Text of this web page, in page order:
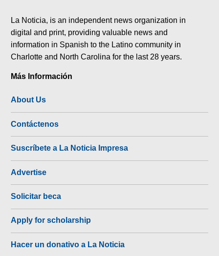
La Noticia, is an independent news organization in
digital and print, providing valuable news and
information in Spanish to the Latino community in
Charlotte and North Carolina for the last 28 years.
Más Información
About Us
Contáctenos
Suscríbete a La Noticia Impresa
Advertise
Solicitar beca
Apply for scholarship
Hacer un donativo a La Noticia